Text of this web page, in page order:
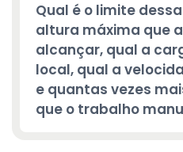
Qual é o limite
altura máxima que
alcançar, qual a
local, qual a
e quantas vezes
que o trabalho